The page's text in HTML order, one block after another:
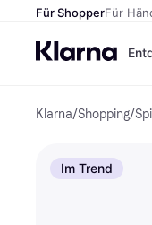
Für ShopperFür
Klarna/Shopping/
Im Trend